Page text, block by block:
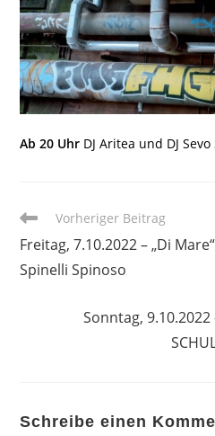
Ab 20 Uhr DJ Aritea und DJ
Weitere
ansehen
Vorheriger Beitrag
Freitag, 7.10.2022 – „Di
Spinelli Spinoso
Sonntag, 9.10.2022
Schreibe einen